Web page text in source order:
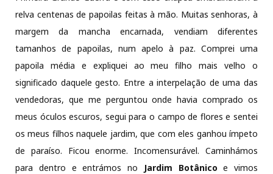
relva centenas de papoilas feitas à mão. Muitas senhoras, à
margem da mancha encarnada, vendiam diferentes
tamanhos de papoilas, num apelo à paz. Comprei uma
papoila média e expliquei ao meu filho mais velho o
significado daquele gesto. Entre a interpelação de uma das
vendedoras, que me perguntou onde havia comprado os
meus óculos escuros, segui para o campo de flores e sentei
os meus filhos naquele jardim, que com eles ganhou ímpeto
de paraíso. Ficou enorme. Incomensurável. Caminhámos
para dentro e entrámos no
Jardim Botânicoe vimos